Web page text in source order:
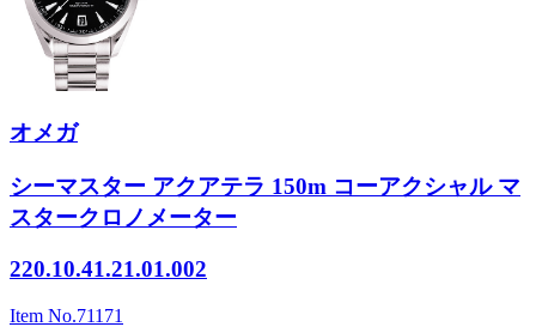
オメガ
シーマスター アクアテラ 150m コーアクシャル マ
スタークロノメーター
220.10.41.21.01.002
Item No.71171